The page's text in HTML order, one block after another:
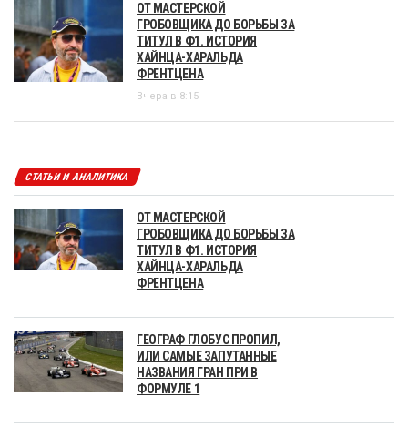
ОТ МАСТЕРСКОЙ
ГРОБОВЩИКА ДО БОРЬБЫ ЗА
ТИТУЛ В Ф1. ИСТОРИЯ
ХАЙНЦА-ХАРАЛЬДА
ФРЕНТЦЕНА
Вчера в 8:15
СТАТЬИ И АНАЛИТИКА
ОТ МАСТЕРСКОЙ
ГРОБОВЩИКА ДО БОРЬБЫ ЗА
ТИТУЛ В Ф1. ИСТОРИЯ
ХАЙНЦА-ХАРАЛЬДА
ФРЕНТЦЕНА
ГЕОГРАФ ГЛОБУС ПРОПИЛ,
ИЛИ САМЫЕ ЗАПУТАННЫЕ
НАЗВАНИЯ ГРАН ПРИ В
ФОРМУЛЕ 1